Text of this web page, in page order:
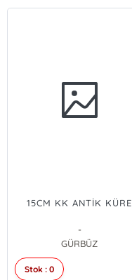
15CM KK ANTİK KÜRE
-
GÜRBÜZ
Stok : 0